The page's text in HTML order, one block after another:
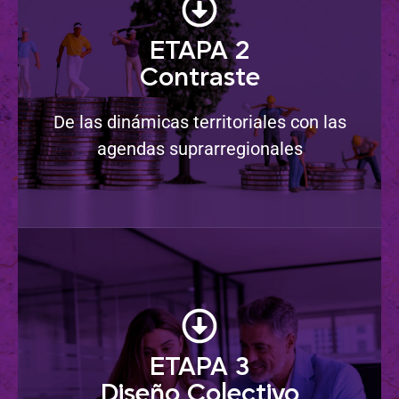
¿Cómo?
Analizando los retos, oportunidades, ecosistema
de actores, causas de las necesidades y
expectativas del territorio
ETAPA 2
Contraste
De las dinámicas territoriales con las
agendas suprarregionales
¿Cómo?
Contrastando de las condiciones sociales,
culturales, ambientales, económicas, políticas y
ETAPA 3